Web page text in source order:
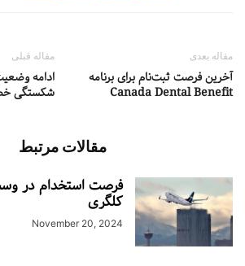
مقاله قبلی
ادامه
شکستگی
مقاله بعدی
آخرین فرصت ثبت‌نام برای برنامه
Canada Dental Benefit
مقالات مرتبط
فرصت استخدام در
کلگری
November 20, 2024